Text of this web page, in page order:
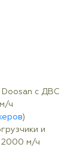
Doosan с ДВС
ч
)
и
2000 м/ч